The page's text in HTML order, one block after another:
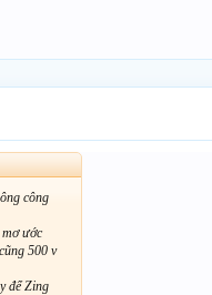
công
ước
500 v
để Zing